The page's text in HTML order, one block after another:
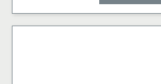
3.2
mm